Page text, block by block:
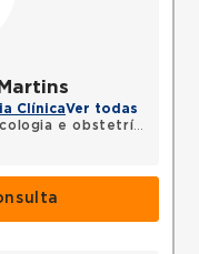
ClínicaVer todas
e obstetrícia